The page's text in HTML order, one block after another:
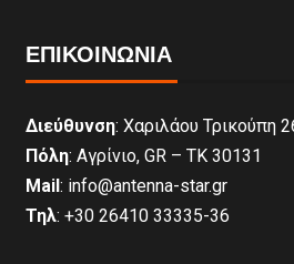
ΕΠΙΚΟΙΝΩΝΊΑ
Διεύθυνση: Χαριλάου Τρικούπη
Πόλη: Αγρίνιο, GR – ΤΚ 30131
Mail: info@antenna-star.gr
Τηλ: +30 26410 33335-36